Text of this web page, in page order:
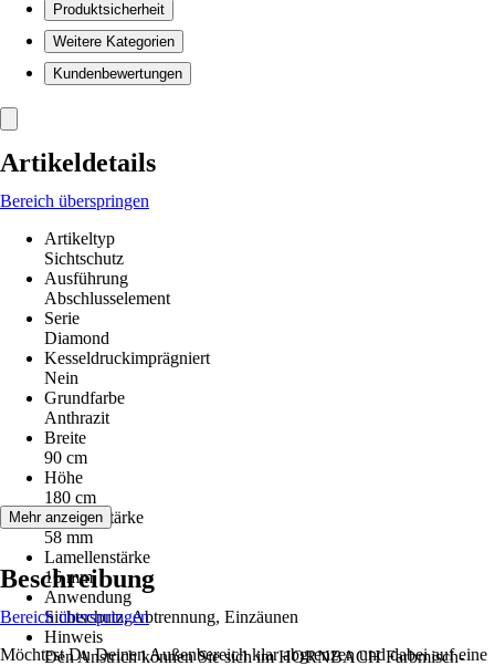
Produktsicherheit
Weitere Kategorien
Kundenbewertungen
Artikeldetails
Bereich überspringen
Artikeltyp
Sichtschutz
Ausführung
Abschlusselement
Serie
Diamond
Kesseldruckimprägniert
Nein
Grundfarbe
Anthrazit
Breite
90 cm
Höhe
180 cm
Rahmenstärke
58 mm
Lamellenstärke
16 mm
Anwendung
Sichtschutz, Abtrennung, Einzäunen
Hinweis
Den Anstrich können Sie sich im HORNBACH Farbmisch-
Mehr anzeigen
Beschreibung
Bereich überspringen
Möchtest Du Deinen Außenbereich klar abgrenzen und dabei auf eine